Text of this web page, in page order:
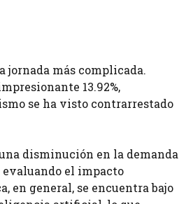
jornada más complicada.
13.92%,
se ha visto contrarrestado
disminución en la demanda
evaluando el impacto
general, se encuentra bajo